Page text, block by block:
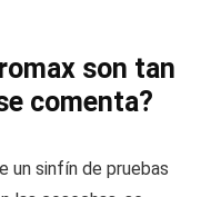
son tan
comenta?
un sinfín de pruebas